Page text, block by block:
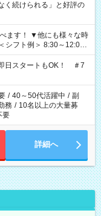
く続けられる」と好評の
様々な時
シフト例＞ 8:30～12:00
6:00 など
スタートもOK！ ＃7
/ 40～50代活躍中 / 副
務 / 10名以上の大量募
要
詳細へ